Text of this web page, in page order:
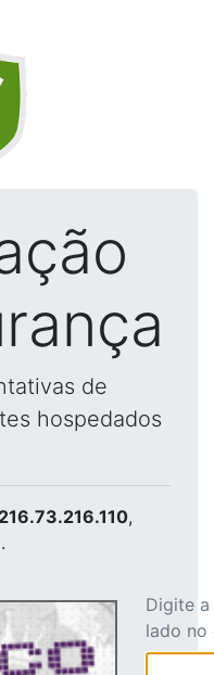
de
hospedados
216.73.216.110,
Digite
lado no